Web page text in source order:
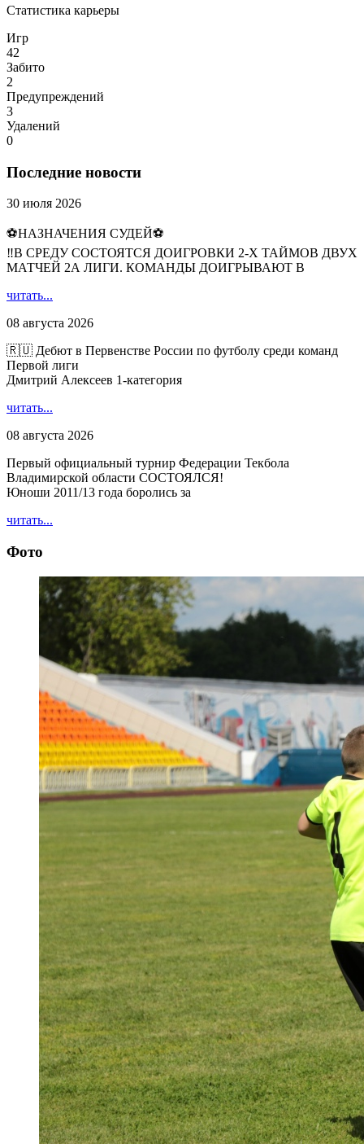
Статистика карьеры
Игр
42
Забито
2
Предупреждений
3
Удалений
0
Последние новости
30 июля 2026
⚽НАЗНАЧЕНИЯ СУДЕЙ⚽
‼В СРЕДУ СОСТОЯТСЯ ДОИГРОВКИ 2-Х ТАЙМОВ ДВУХ
МАТЧЕЙ 2А ЛИГИ. КОМАНДЫ ДОИГРЫВАЮТ В
читать...
08 августа 2026
🇷🇺 Дебют в Первенстве России по футболу среди команд
Первой лиги
Дмитрий Алексеев 1-категория
читать...
08 августа 2026
Первый официальный турнир Федерации Текбола
Владимирской области СОСТОЯЛСЯ!
Юноши 2011/13 года боролись за
читать...
Фото